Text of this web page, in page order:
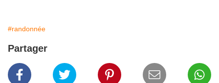
#randonnée
Partager